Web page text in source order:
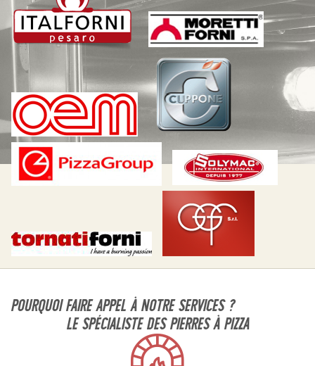
POURQUOI FAIRE APPEL À NOTRE SERVICES ?
LE SPÉCIALISTE DES PIERRES À PIZZA